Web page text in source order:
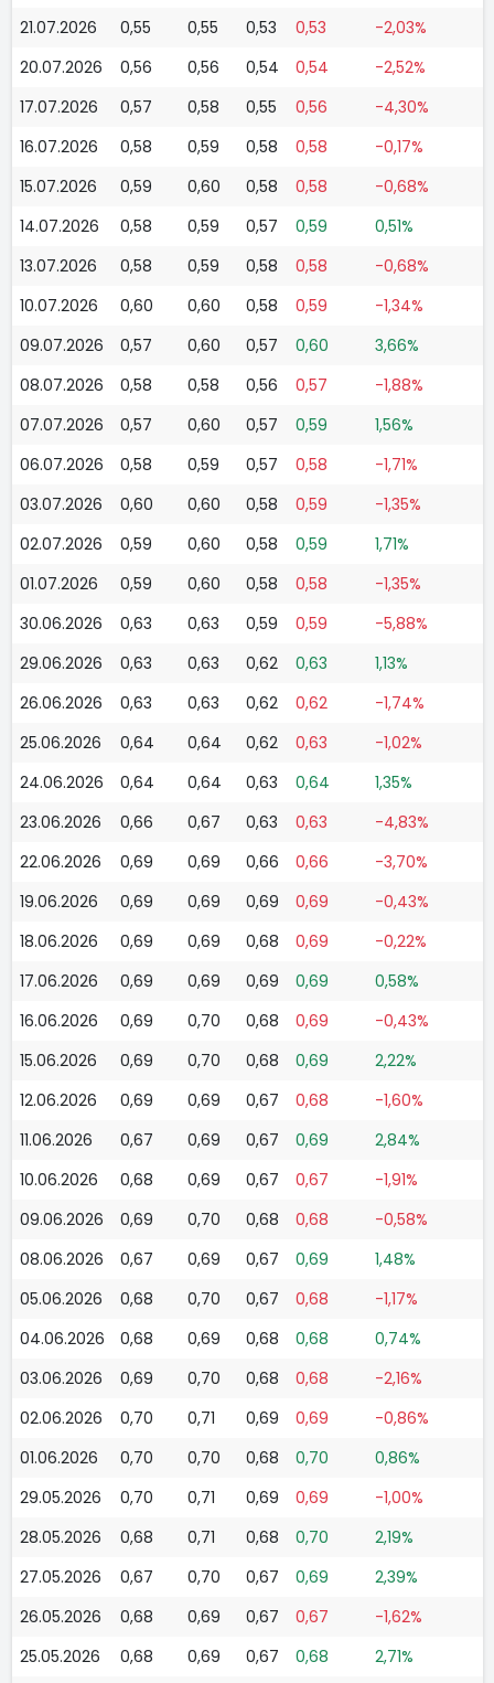
21.07.2026
0,55 0,55 0,53 0,53
-2,03%
20.07.2026
0,56 0,56 0,54 0,54
-2,52%
17.07.2026
0,57 0,58 0,55 0,56
-4,30%
16.07.2026
0,58 0,59 0,58 0,58
-0,17%
15.07.2026
0,59 0,60 0,58 0,58
-0,68%
14.07.2026
0,58 0,59 0,57 0,59
0,51%
13.07.2026
0,58 0,59 0,58 0,58
-0,68%
10.07.2026
0,60 0,60 0,58 0,59
-1,34%
09.07.2026
0,57 0,60 0,57 0,60
3,66%
08.07.2026
0,58 0,58 0,56 0,57
-1,88%
07.07.2026
0,57 0,60 0,57 0,59
1,56%
06.07.2026
0,58 0,59 0,57 0,58
-1,71%
03.07.2026
0,60 0,60 0,58 0,59
-1,35%
02.07.2026
0,59 0,60 0,58 0,59
1,71%
01.07.2026
0,59 0,60 0,58 0,58
-1,35%
30.06.2026
0,63 0,63 0,59 0,59
-5,88%
29.06.2026
0,63 0,63 0,62 0,63
1,13%
26.06.2026
0,63 0,63 0,62 0,62
-1,74%
25.06.2026
0,64 0,64 0,62 0,63
-1,02%
24.06.2026
0,64 0,64 0,63 0,64
1,35%
23.06.2026
0,66 0,67 0,63 0,63
-4,83%
22.06.2026
0,69 0,69 0,66 0,66
-3,70%
19.06.2026
0,69 0,69 0,69 0,69
-0,43%
18.06.2026
0,69 0,69 0,68 0,69
-0,22%
17.06.2026
0,69 0,69 0,69 0,69
0,58%
16.06.2026
0,69 0,70 0,68 0,69
-0,43%
15.06.2026
0,69 0,70 0,68 0,69
2,22%
12.06.2026
0,69 0,69 0,67 0,68
-1,60%
11.06.2026
0,67 0,69 0,67 0,69
2,84%
10.06.2026
0,68 0,69 0,67 0,67
-1,91%
09.06.2026
0,69 0,70 0,68 0,68
-0,58%
08.06.2026
0,67 0,69 0,67 0,69
1,48%
05.06.2026
0,68 0,70 0,67 0,68
-1,17%
04.06.2026
0,68 0,69 0,68 0,68
0,74%
03.06.2026
0,69 0,70 0,68 0,68
-2,16%
02.06.2026
0,70 0,71 0,69 0,69
-0,86%
01.06.2026
0,70 0,70 0,68 0,70
0,86%
29.05.2026
0,70 0,71 0,69 0,69
-1,00%
28.05.2026
0,68 0,71 0,68 0,70
2,19%
27.05.2026
0,67 0,70 0,67 0,69
2,39%
26.05.2026
0,68 0,69 0,67 0,67
-1,62%
25.05.2026
0,68 0,69 0,67 0,68 2,71%